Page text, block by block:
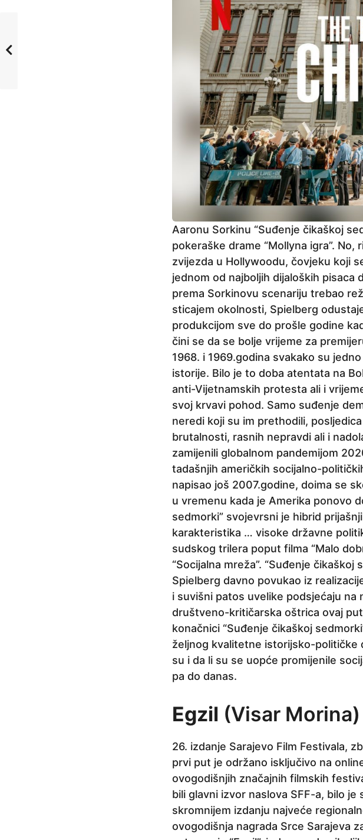
Aaronu Sorkinu “Suđenje čikaškoj
pokeraške drame “Mollyna igra”.
zvijezda u Hollywoodu, čovjeku koji
jednom od najboljih dijaloških pisaca
prema Sorkinovu scenariju trebao
sticajem okolnosti, Spielberg
produkcijom sve do prošle godine
čini se da se bolje vrijeme za
1968. i 1969.godina svakako su
istorije. Bilo je to doba atentata na
anti-Vijetnamskih protesta ali i
svoj krvavi pohod. Samo suđenje
neredi koji su im prethodili,
brutalnosti, rasnih nepravdi ali i
zamijenili globalnom pandemijom
tadašnjih američkih socijalno-
napisao još 2007.godine, doima se
u vremenu kada je Amerika ponovo
sedmorki” svojevrsni je hibrid
karakteristika … visoke državne
sudskog trilera poput filma “Malo
“Socijalna mreža”. “Suđenje
Spielberg davno povukao iz
i suvišni patos uvelike podsjećaju na
društveno-kritičarska oštrica ovaj
konačnici “Suđenje čikaškoj
željnog kvalitetne istorijsko-političke
su i da li su se uopće promijenile
pa do danas.
Egzil (Visar Morina)
26. izdanje Sarajevo Film Festivala,
prvi put je održano isključivo na
ovogodišnjih značajnih filmskih
bili glavni izvor naslova SFF-a, bilo
skromnijem izdanju najveće
ovogodišnja nagrada Srce Sarajeva